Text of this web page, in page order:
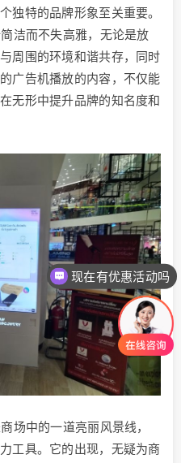
独特的品牌形象至关重要。
洁而不失高雅，无论是放
周围的环境和谐共存，同时
广告机播放的内容，不仅能
无形中提升品牌的知名度和
场中的一道亮丽风景线，
工具。它的出现，无疑为商
现在有优惠活动吗